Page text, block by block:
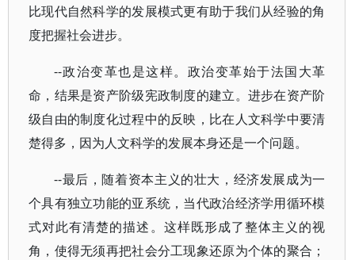
比现代自然科学的发展模式更有助于我们从经验的角
度把握社会进步。
--政治变革也是这样。政治变革始于法国大革
命，结果是资产阶级宪政制度的建立。进步在资产阶
级自由的制度化过程中的反映，比在人文科学中要清
楚得多，因为人文科学的发展本身还是一个问题。
--最后，随着资本主义的壮大，经济发展成为一
个具有独立功能的亚系统，当代政治经济学用循环模
式对此有清楚的描述。这样既形成了整体主义的视
角，使得无须再把社会分工现象还原为个体的聚合；